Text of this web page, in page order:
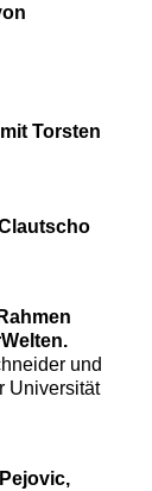
Torsten
und
Universität